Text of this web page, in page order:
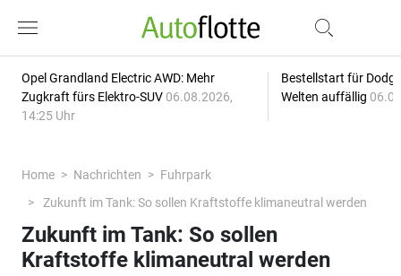
Opel Grandland Electric AWD: Mehr
Zugkraft fürs Elektro-SUV 06.08.2026,
14:25 Uhr
Bestellstart für
Welten auffällig
Home Nachrichten
Fuhrpark
Zukunft im Tank: So sollen Kraftstoffe klimaneutral werden
Zukunft im Tank: So sollen
Kraftstoffe klimaneutral werden